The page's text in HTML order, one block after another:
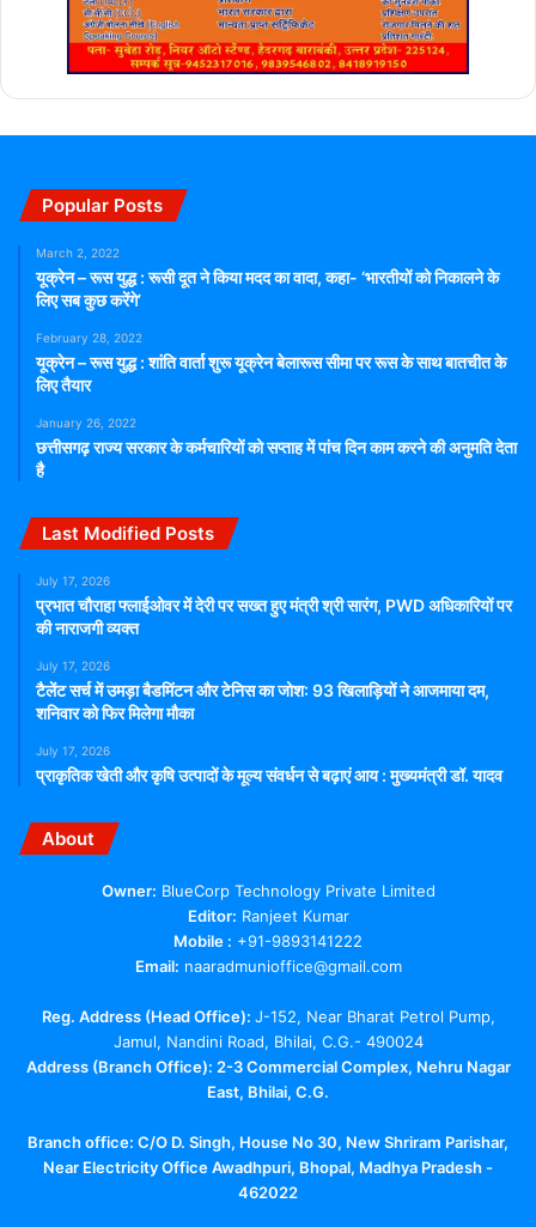
Popular Posts
March 2, 2022
यूक्रेन – रूस युद्ध : रूसी दूत ने किया मदद का वादा, कहा- ‘भारतीयों को निकालने के
लिए सब कुछ करेंगे’
February 28, 2022
यूक्रेन – रूस युद्ध : शांति वार्ता शुरू यूक्रेन बेलारूस सीमा पर रूस के साथ बातचीत के
लिए तैयार
January 26, 2022
छत्तीसगढ़ राज्य सरकार के कर्मचारियों को सप्ताह में पांच दिन काम करने की अनुमति देता
है
Last Modified Posts
July 17, 2026
प्रभात चौराहा फ्लाईओवर में देरी पर सख्त हुए मंत्री श्री सारंग, PWD अधिकारियों पर
की नाराजगी व्यक्त
July 17, 2026
टैलेंट सर्च में उमड़ा बैडमिंटन और टेनिस का जोश: 93 खिलाड़ियों ने आजमाया दम,
शनिवार को फिर मिलेगा मौका
July 17, 2026
प्राकृतिक खेती और कृषि उत्पादों के मूल्य संवर्धन से बढ़ाएं आय : मुख्यमंत्री डॉ. यादव
About
Owner: BlueCorp Technology Private Limited
Editor: Ranjeet Kumar
Mobile : +91-9893141222
Email: naaradmunioffice@gmail.com
Reg. Address (Head Office): J-152, Near Bharat Petrol Pump,
Jamul, Nandini Road, Bhilai, C.G.- 490024
Address (Branch Office): 2-3 Commercial Complex, Nehru Nagar
East, Bhilai, C.G.
Branch office: C/O D. Singh, House No 30, New Shriram Parishar,
Near Electricity Office Awadhpuri, Bhopal, Madhya Pradesh -
462022